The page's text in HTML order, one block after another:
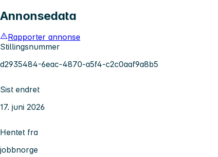
Annonsedata
Rapporter annonse
Stillingsnummer
d2935484-6eac-4870-a5f4-c2c0aaf9a8b5
Sist endret
17. juni 2026
Hentet fra
jobbnorge